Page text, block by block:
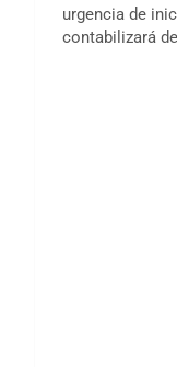
urgencia de
contabilizará